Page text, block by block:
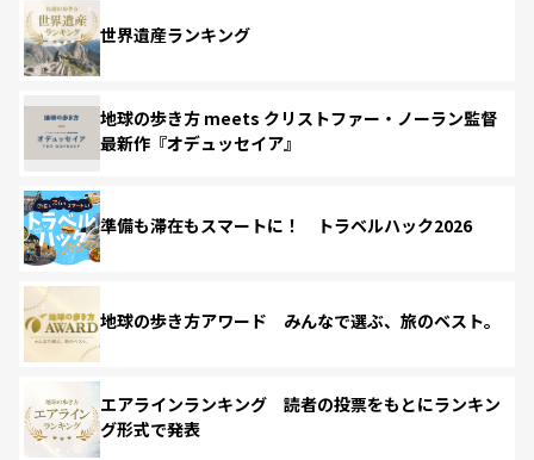
世界遺産ランキング
地球の歩き方 meets クリストファー・ノーラン監督
最新作『オデュッセイア』
準備も滞在もスマートに！ トラベルハック2026
地球の歩き方アワード みんなで選ぶ、旅のベスト。
エアラインランキング 読者の投票をもとにランキン
グ形式で発表